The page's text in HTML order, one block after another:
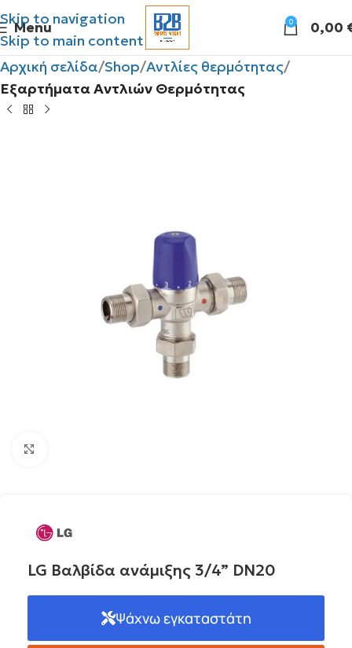
Skip to navigation
Skip to main content
Menu 0 0,00
Αρχική σελίδα Shop Αντλίες θερμότητας
Εξαρτήματα Αντλιών Θερμότητας
LG Βαλβίδα ανάμιξης 3/4” DN20
Ψάχνω εγκαταστάτη